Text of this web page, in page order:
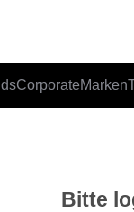
CorporateMarken
Bitte